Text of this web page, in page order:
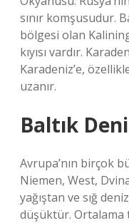
sınır komşusudur.
bölgesi olan
kıyısı vardır.
Karadeniz’e,
uzanır.
Baltık
Avrupa’nın birçok
Niemen, West,
yağıştan ve sığ
düşüktür. Ortalama